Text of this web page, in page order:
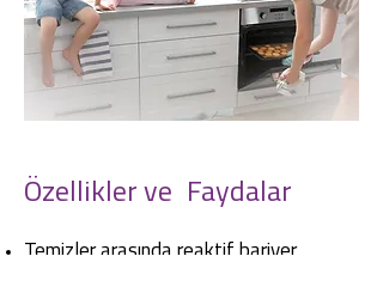
Özellikler ve Faydalar
Temizler arasında reaktif bariyer